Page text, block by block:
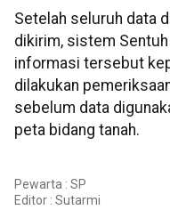
Setelah seluruh data
dikirim, sistem
informasi tersebut
dilakukan
sebelum data
peta bidang tanah.
Pewarta : SP
Editor : Sutarmi